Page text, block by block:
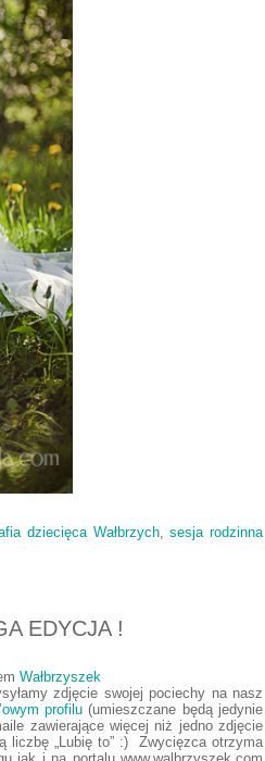
dziecięca Wałbrzych,sesja rodzinna
EDYCJA !
Wałbrzyszek
zdjęcie swojej pociechy na nasz
profilu (umieszczane będą jedynie
zawierające więcej niż jedno zdjęcie
liczbę „Lubię to” :) Zwycięzca otrzyma